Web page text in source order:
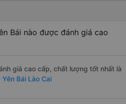
Bái nào được đánh giá cao
giá cao cấp, chất lượng tốt nhất là
Yên Bái Lào Cai